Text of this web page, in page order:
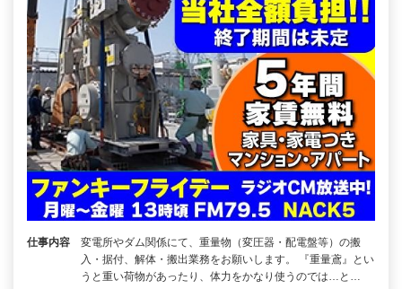
仕事内容
変電所やダム関係にて、重量物（変圧器・配電盤等）の搬
入・据付、解体・搬出業務をお願いします。 『重量鳶』とい
うと重い荷物があったり、体力をかなり使うのでは…と…